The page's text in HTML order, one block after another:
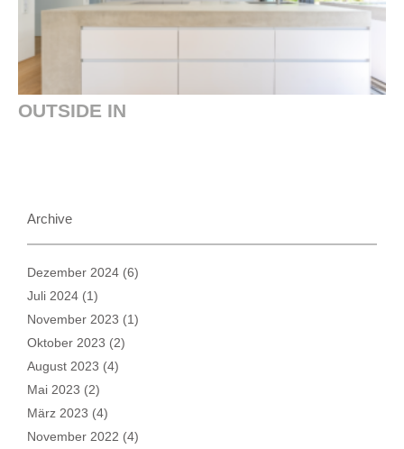
OUTSIDE IN
Archive
Dezember 2024 (6)
Juli 2024 (1)
November 2023 (1)
Oktober 2023 (2)
August 2023 (4)
Mai 2023 (2)
März 2023 (4)
November 2022 (4)